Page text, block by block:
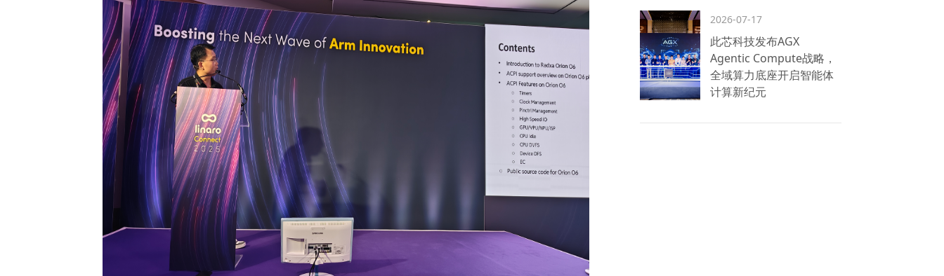
2026-07-17
此芯科技发布AGX
Agentic Compute战略，
全域算力底座开启智能体
计算新纪元